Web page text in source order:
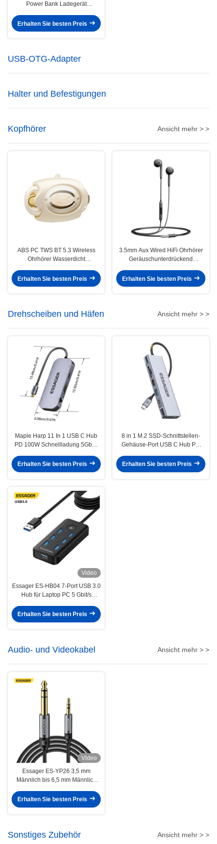
Power Bank Ladegerät
Erhalten Sie besten Preis
USB-OTG-Adapter
Halter und Befestigungen
Kopfhörer Ansicht mehr > >
ABS PC TWS BT 5.3 Wireless
Ohrhörer Wasserdicht
Erhalten Sie besten Preis
3.5mm Aux Wired HiFi Ohrhörer
Geräuschunterdrückend
Erhalten Sie besten Preis
Drehscheiben und Häfen Ansicht mehr > >
Maple Harp 11 In 1 USB C Hub
PD 100W Schnellladung 5Gbps
Erhalten Sie besten Preis
8 in 1 M.2 SSD-Schnittstellen-
Gehäuse-Port USB C Hub PD
Erweiterung
Erhalten Sie besten Preis
Video
Essager ES-HB04 7-Port USB 3.0
Hub für Laptop PC 5 Gbit/s
Erhalten Sie besten Preis
Audio- und Videokabel Ansicht mehr > >
Video
Essager ES-YP26 3,5 mm
Männlich bis 6,5 mm Männlich
Lautsprecher Verstärker
Gitarrenmixer
Erhalten Sie besten Preis
Sonstiges Zubehör Ansicht mehr > >